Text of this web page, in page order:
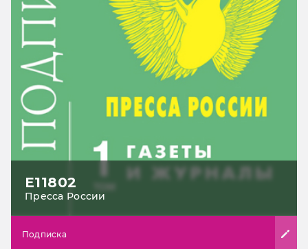
Е11802
Пресса России
Подписка